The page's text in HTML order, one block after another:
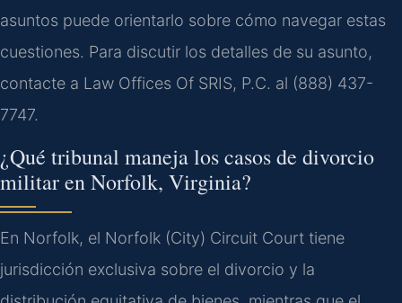
asuntos puede orientarlo sobre cómo navegar estas
cuestiones. Para discutir los detalles de su asunto,
contacte a Law Offices Of SRIS, P.C. al (888) 437-
7747.
¿Qué tribunal maneja los casos de divorcio
militar en Norfolk, Virginia?
En Norfolk, el Norfolk (City) Circuit Court tiene
jurisdicción exclusiva sobre el divorcio y la